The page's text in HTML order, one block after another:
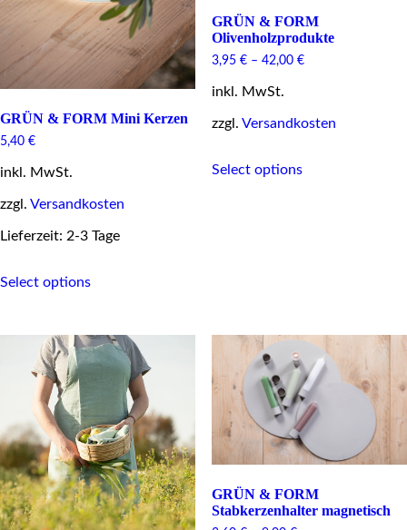
GRÜN & FORM Mini Kerzen
5,40 €
inkl. MwSt.
zzgl. Versandkosten
Lieferzeit: 2-3 Tage
Select optionsproduct
variants.
The
options
chosen
on
the
product
page
GRÜN & FORM
Olivenholzprodukte
3,95 €– 42,00 €
inkl. MwSt.
zzgl. Versandkosten
Select optionsproduct
the
product
page
GRÜN & FORM
Stabkerzenhalter magnetisch